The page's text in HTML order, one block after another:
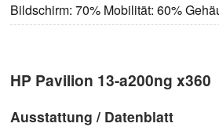
Bildschirm: 70% Mobilität: 60%
HP Pavilion 13-a200ng x360
Ausstattung / Datenblatt